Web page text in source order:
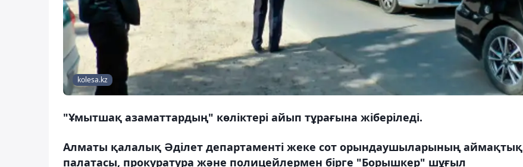
kolesa.kz
"Ұмытшақ азаматтардың" көліктері айып тұрағына жіберіледі.
Алматы қалалық Әділет департаменті жеке сот орындаушыларының аймақтық
палатасы, прокуратура және полицейлермен бірге "Борышкер" шұғыл